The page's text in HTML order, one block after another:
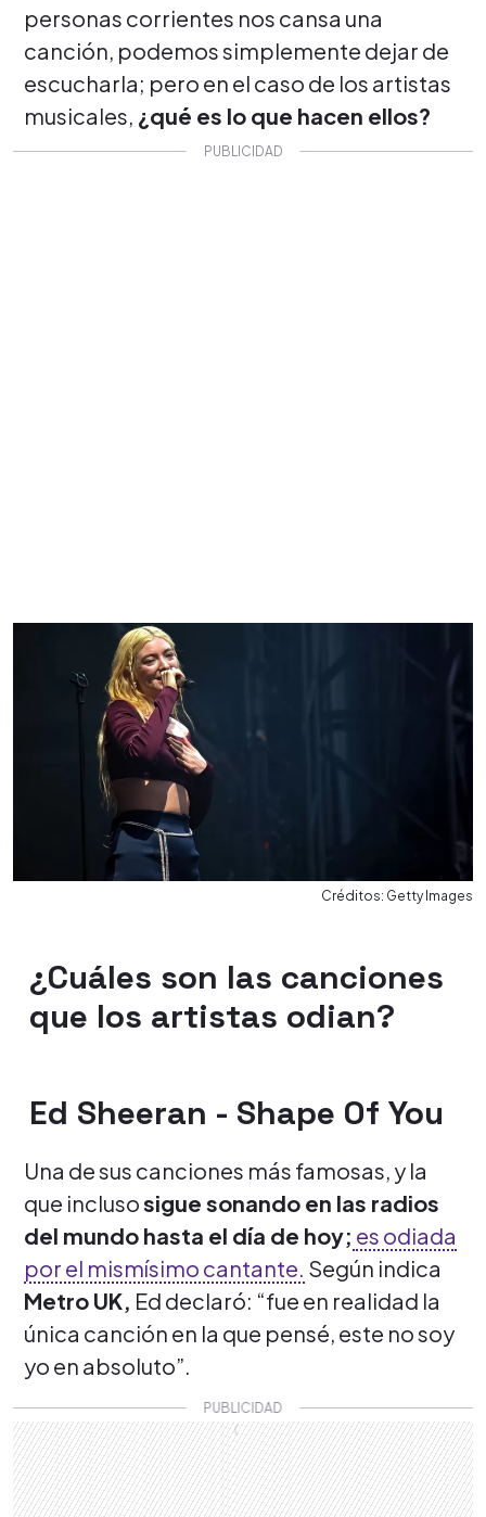
personas corrientes nos cansa una
canción, podemos simplemente dejar de
escucharla; pero en el caso de los artistas
musicales, ¿qué es lo que hacen ellos?
Créditos: Getty Images
¿Cuáles son las canciones
que los artistas odian?
Ed Sheeran - Shape Of You
Una de sus canciones más famosas, y la
que inclusosigue sonando en las radios
del mundo hasta el día de hoy; es odiada
por el mismísimo cantante. Según indica
Metro UK, Ed declaró: “fue en realidad la
única canción en la que pensé, este no soy
yo en absoluto”.